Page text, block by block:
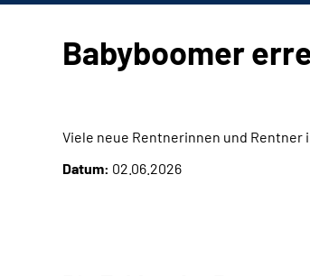
Babyboomer
Viele neue Rentnerinnen und Rentner
Datum: 02.06.2026